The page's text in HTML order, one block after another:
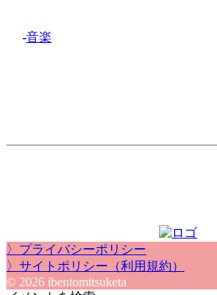
-音楽
〉プライバシーポリシー
〉サイトポリシー（利用規約）
© 2026 ibentomitsuketa